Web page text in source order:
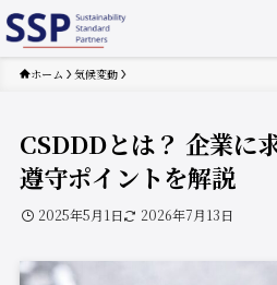
ホーム 気候変動
CSDDDとは？ 企業に
遵守ポイントを解説
2025年5月1日 2026年7月13日